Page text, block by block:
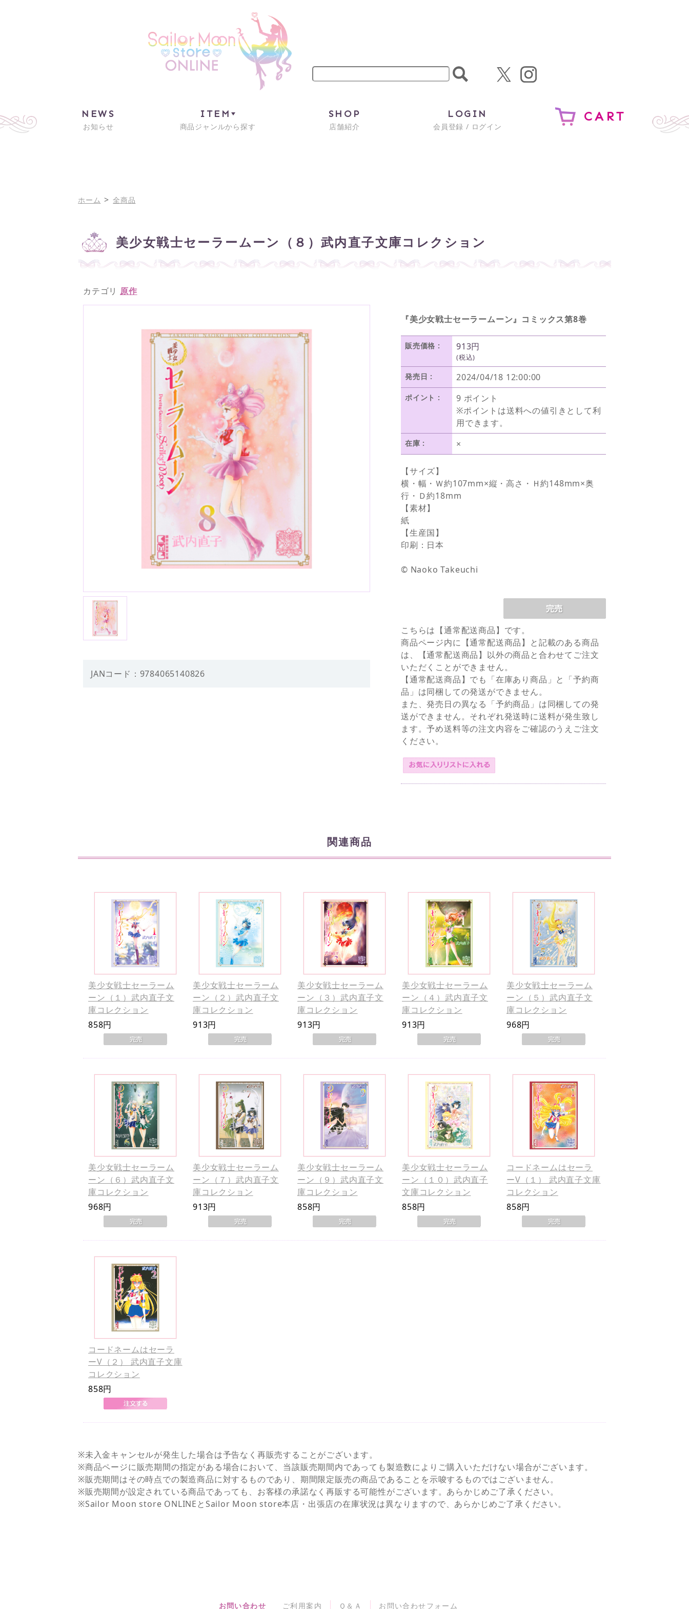
NEWS
お知らせ
ITEM
商品ジャンルから探す
SHOP
店舗紹介
LOGIN
会員登録 / ログイン
CART
ホーム > 全商品
美少女戦士セーラームーン（８）武内直子文庫コレクション
カテゴリ 原作
JANコード：9784065140826
『美少女戦士セーラームーン』コミックス第8巻
販売価格 : 913円
(税込)
発売日 : 2024/04/18 12:00:00
ポイント :
9 ポイント
※ポイントは送料への値引きとして利
用できます。
在庫 : ×
【サイズ】
横・幅・Ｗ約107mm×縦・高さ・Ｈ約148mm×奥
行・Ｄ約18mm
【素材】
紙
【生産国】
印刷：日本
© Naoko Takeuchi
こちらは【通常配送商品】です。
商品ページ内に【通常配送商品】と記載のある商品
は、【通常配送商品】以外の商品と合わせてご注文
いただくことができません。
【通常配送商品】でも「在庫あり商品」と「予約商
品」は同梱しての発送ができません。
また、発売日の異なる「予約商品」は同梱しての発
送ができません。それぞれ発送時に送料が発生致し
ます。予め送料等の注文内容をご確認のうえご注文
ください。
関連商品
美少女戦士セーラーム
ーン（１）武内直子文
庫コレクション
858円
美少女戦士セーラーム
ーン（２）武内直子文
庫コレクション
913円
美少女戦士セーラーム
ーン（３）武内直子文
庫コレクション
913円
美少女戦士セーラーム
ーン（４）武内直子文
庫コレクション
913円
美少女戦士セーラーム
ーン（５）武内直子文
庫コレクション
968円
美少女戦士セーラーム
ーン（６）武内直子文
庫コレクション
968円
美少女戦士セーラーム
ーン（７）武内直子文
庫コレクション
913円
美少女戦士セーラーム
ーン（９）武内直子文
庫コレクション
858円
美少女戦士セーラーム
ーン（１０）武内直子
文庫コレクション
858円
コードネームはセーラ
ーV（１） 武内直子文庫
コレクション
858円
コードネームはセーラ
ーV（２） 武内直子文庫
コレクション
858円
※未入金キャンセルが発生した場合は予告なく再販売することがございます。
※商品ページに販売期間の指定がある場合において、当該販売期間内であっても製造数によりご購入いただけない場合がございます。
※販売期間はその時点での製造商品に対するものであり、期間限定販売の商品であることを示唆するものではございません。
※販売期間が設定されている商品であっても、お客様の承諾なく再販する可能性がございます。あらかじめご了承ください。
※Sailor Moon store ONLINEとSailor Moon store本店・出張店の在庫状況は異なりますので、あらかじめご了承ください。
お問い合わせ ご利用案内 Ｑ＆Ａ お問い合わせフォーム